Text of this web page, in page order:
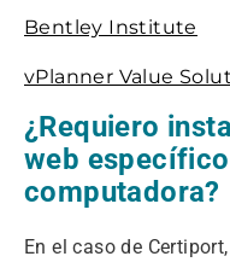
Bentley Institute
vPlanner Value
¿Requiero
web
computadora?
En el caso de